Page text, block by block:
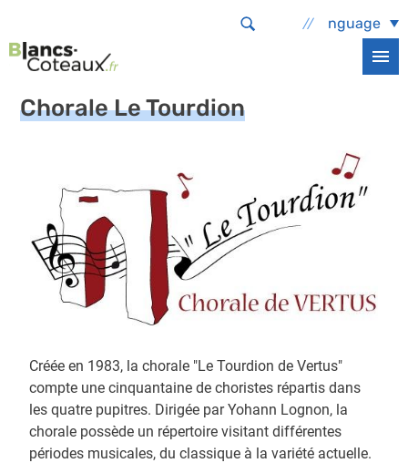
Select Language
Accueil Sortir, bouger
Chorale Le Tourdion
Créée en 1983, la chorale "Le Tourdion de Vertus"
compte une cinquantaine de choristes répartis dans
les quatre pupitres. Dirigée par Yohann Lognon, la
chorale possède un répertoire visitant différentes
périodes musicales, du classique à la variété actuelle.